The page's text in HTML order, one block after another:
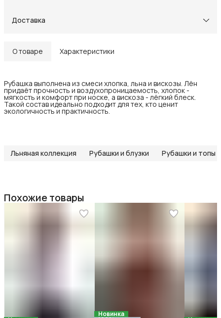
Доставка
О товаре Характеристики
Рубашка выполнена из смеси хлопка, льна и вискозы. Лён
придаёт прочность и воздухопроницаемость, хлопок -
мягкость и комфорт при носке, а вискоза - лёгкий блеск.
Такой состав идеально подходит для тех, кто ценит
экологичность и практичность.
Льняная коллекция Рубашки и блузки Рубашки и топы
Похожие товары
Новинка